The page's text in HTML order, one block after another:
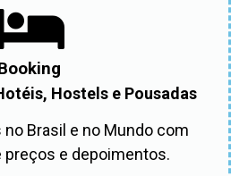
Hostels e Pousadas
Brasil e no Mundo com
preços e depoimentos.